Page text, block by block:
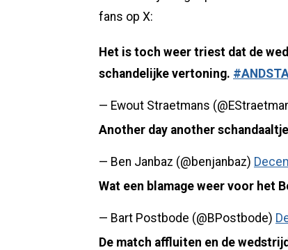
fans op X:
Het is toch weer triest dat de
schandelijke vertoning.
— Ewout Straetmans
Another day another
— Ben Janbaz (@benjanbaz)
Wat een blamage weer voor het
— Bart Postbode (@BPostbode)
De match affluiten en de